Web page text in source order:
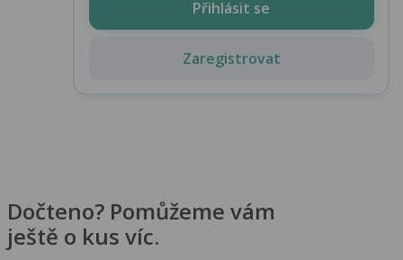
Přihlásit se
Zaregistrovat
Dočteno? Pomůžeme vám
ještě o kus víc.